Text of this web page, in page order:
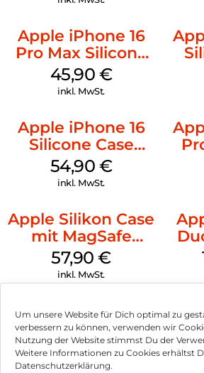
Um unsere Website für Dich optimal zu
verbessern zu können, verwenden wir
Nutzung der Website stimmst Du der
Weitere Informationen zu Cookies erhältst
Datenschutzerklärung.
Apple iPhone 16
Pro Max Silicone
Case MagSafe
Ultramarine
45,90 €
inkl. MwSt.
Apple iPhone 16
Silicone Case
MagSafe Lake
Green
54,90 €
inkl. MwSt.
Apple Silikon Case
mit MagSafe
iPhone 14 Pro
(PRODUCT)RED
57,90€
inkl. MwSt.
Impressum